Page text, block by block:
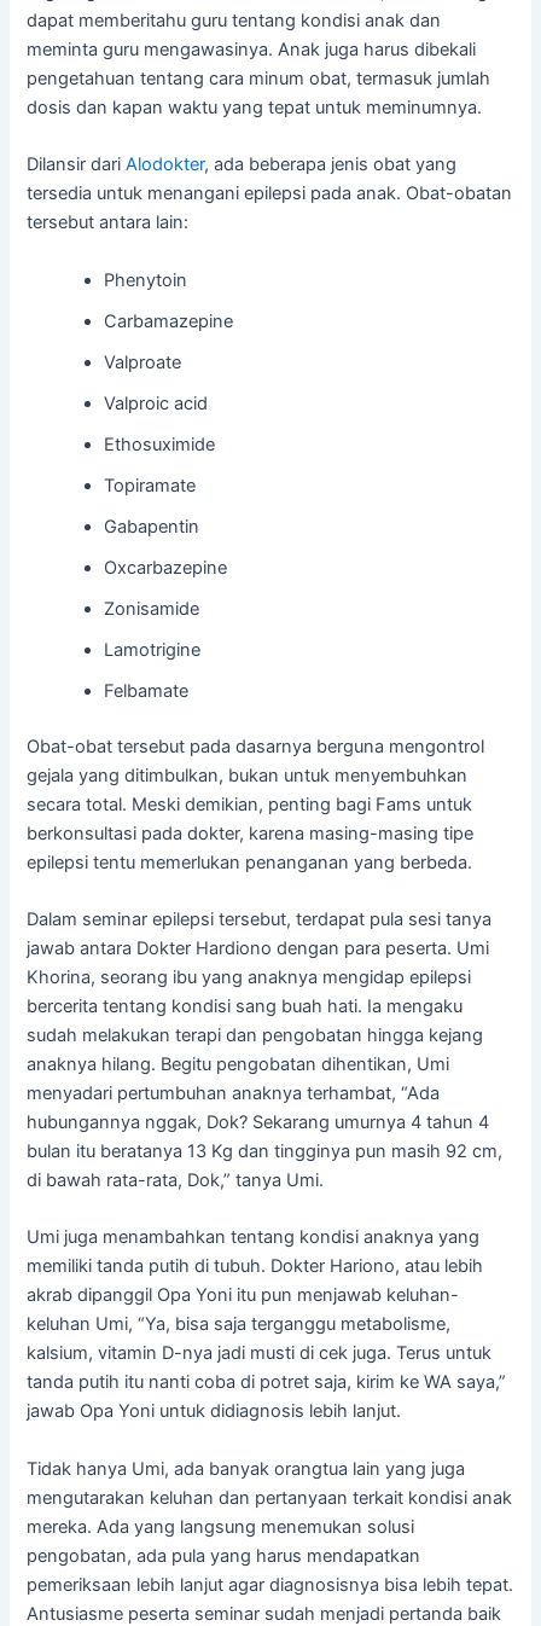
dapat memberitahu guru tentang kondisi anak dan
meminta guru mengawasinya. Anak juga harus dibekali
pengetahuan tentang cara minum obat, termasuk jumlah
dosis dan kapan waktu yang tepat untuk meminumnya.
Dilansir dariAlodokter, ada beberapa jenis obat yang
tersedia untuk menangani epilepsi pada anak. Obat-obatan
tersebut antara lain:
Phenytoin
Carbamazepine
Valproate
Valproic acid
Ethosuximide
Topiramate
Gabapentin
Oxcarbazepine
Zonisamide
Lamotrigine
Felbamate
Obat-obat tersebut pada dasarnya berguna mengontrol
gejala yang ditimbulkan, bukan untuk menyembuhkan
secara total. Meski demikian, penting bagi Fams untuk
berkonsultasi pada dokter, karena masing-masing tipe
epilepsi tentu memerlukan penanganan yang berbeda.
Dalam seminar epilepsi tersebut, terdapat pula sesi tanya
jawab antara Dokter Hardiono dengan para peserta. Umi
Khorina, seorang ibu yang anaknya mengidap epilepsi
bercerita tentang kondisi sang buah hati. Ia mengaku
sudah melakukan terapi dan pengobatan hingga kejang
anaknya hilang. Begitu pengobatan dihentikan, Umi
menyadari pertumbuhan anaknya terhambat, “Ada
hubungannya nggak, Dok? Sekarang umurnya 4 tahun 4
bulan itu beratanya 13 Kg dan tingginya pun masih 92 cm,
di bawah rata-rata, Dok,” tanya Umi.
Umi juga menambahkan tentang kondisi anaknya yang
memiliki tanda putih di tubuh. Dokter Hariono, atau lebih
akrab dipanggil Opa Yoni itu pun menjawab keluhan-
keluhan Umi, “Ya, bisa saja terganggu metabolisme,
kalsium, vitamin D-nya jadi musti di cek juga. Terus untuk
tanda putih itu nanti coba di potret saja, kirim ke WA saya,”
jawab Opa Yoni untuk didiagnosis lebih lanjut.
Tidak hanya Umi, ada banyak orangtua lain yang juga
mengutarakan keluhan dan pertanyaan terkait kondisi anak
mereka. Ada yang langsung menemukan solusi
pengobatan, ada pula yang harus mendapatkan
pemeriksaan lebih lanjut agar diagnosisnya bisa lebih tepat.
Antusiasme peserta seminar sudah menjadi pertanda baik